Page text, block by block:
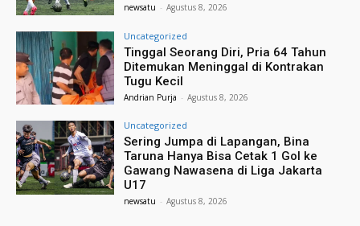
newsatu - Agustus 8, 2026
Uncategorized
Tinggal Seorang Diri, Pria 64 Tahun
Ditemukan Meninggal di Kontrakan
Tugu Kecil
Andrian Purja - Agustus 8, 2026
Uncategorized
Sering Jumpa di Lapangan, Bina
Taruna Hanya Bisa Cetak 1 Gol ke
Gawang Nawasena di Liga Jakarta
U17
newsatu - Agustus 8, 2026